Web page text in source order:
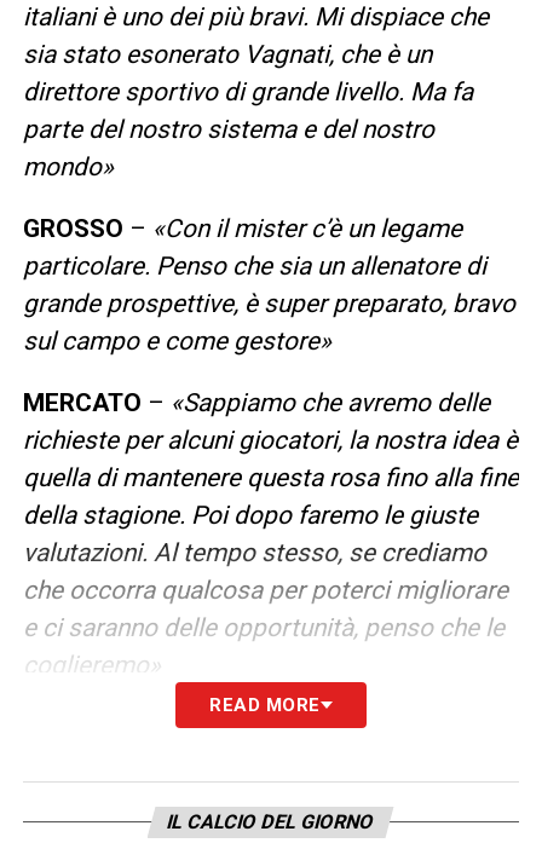
italiani è uno dei più bravi. Mi dispiace che
sia stato esonerato Vagnati, che è un
direttore sportivo di grande livello. Ma fa
parte del nostro sistema e del nostro
mondo»
GROSSO – «Con il mister c’è un legame
particolare. Penso che sia un allenatore di
grande prospettive, è super preparato, bravo
sul campo e come gestore»
MERCATO – «Sappiamo che avremo delle
richieste per alcuni giocatori, la nostra idea è
quella di mantenere questa rosa fino alla fine
della stagione. Poi dopo faremo le giuste
valutazioni. Al tempo stesso, se crediamo
che occorra qualcosa per poterci migliorare
e ci saranno delle opportunità, penso che le
coglieremo»
MUHAREMOVIC & CO–«Non solo lui, ma
arrivando delle richieste, siamo ancora agli
inizi e dobbiamo vedere. Muharemović sta
READ MORE
IL CALCIO DEL GIORNO